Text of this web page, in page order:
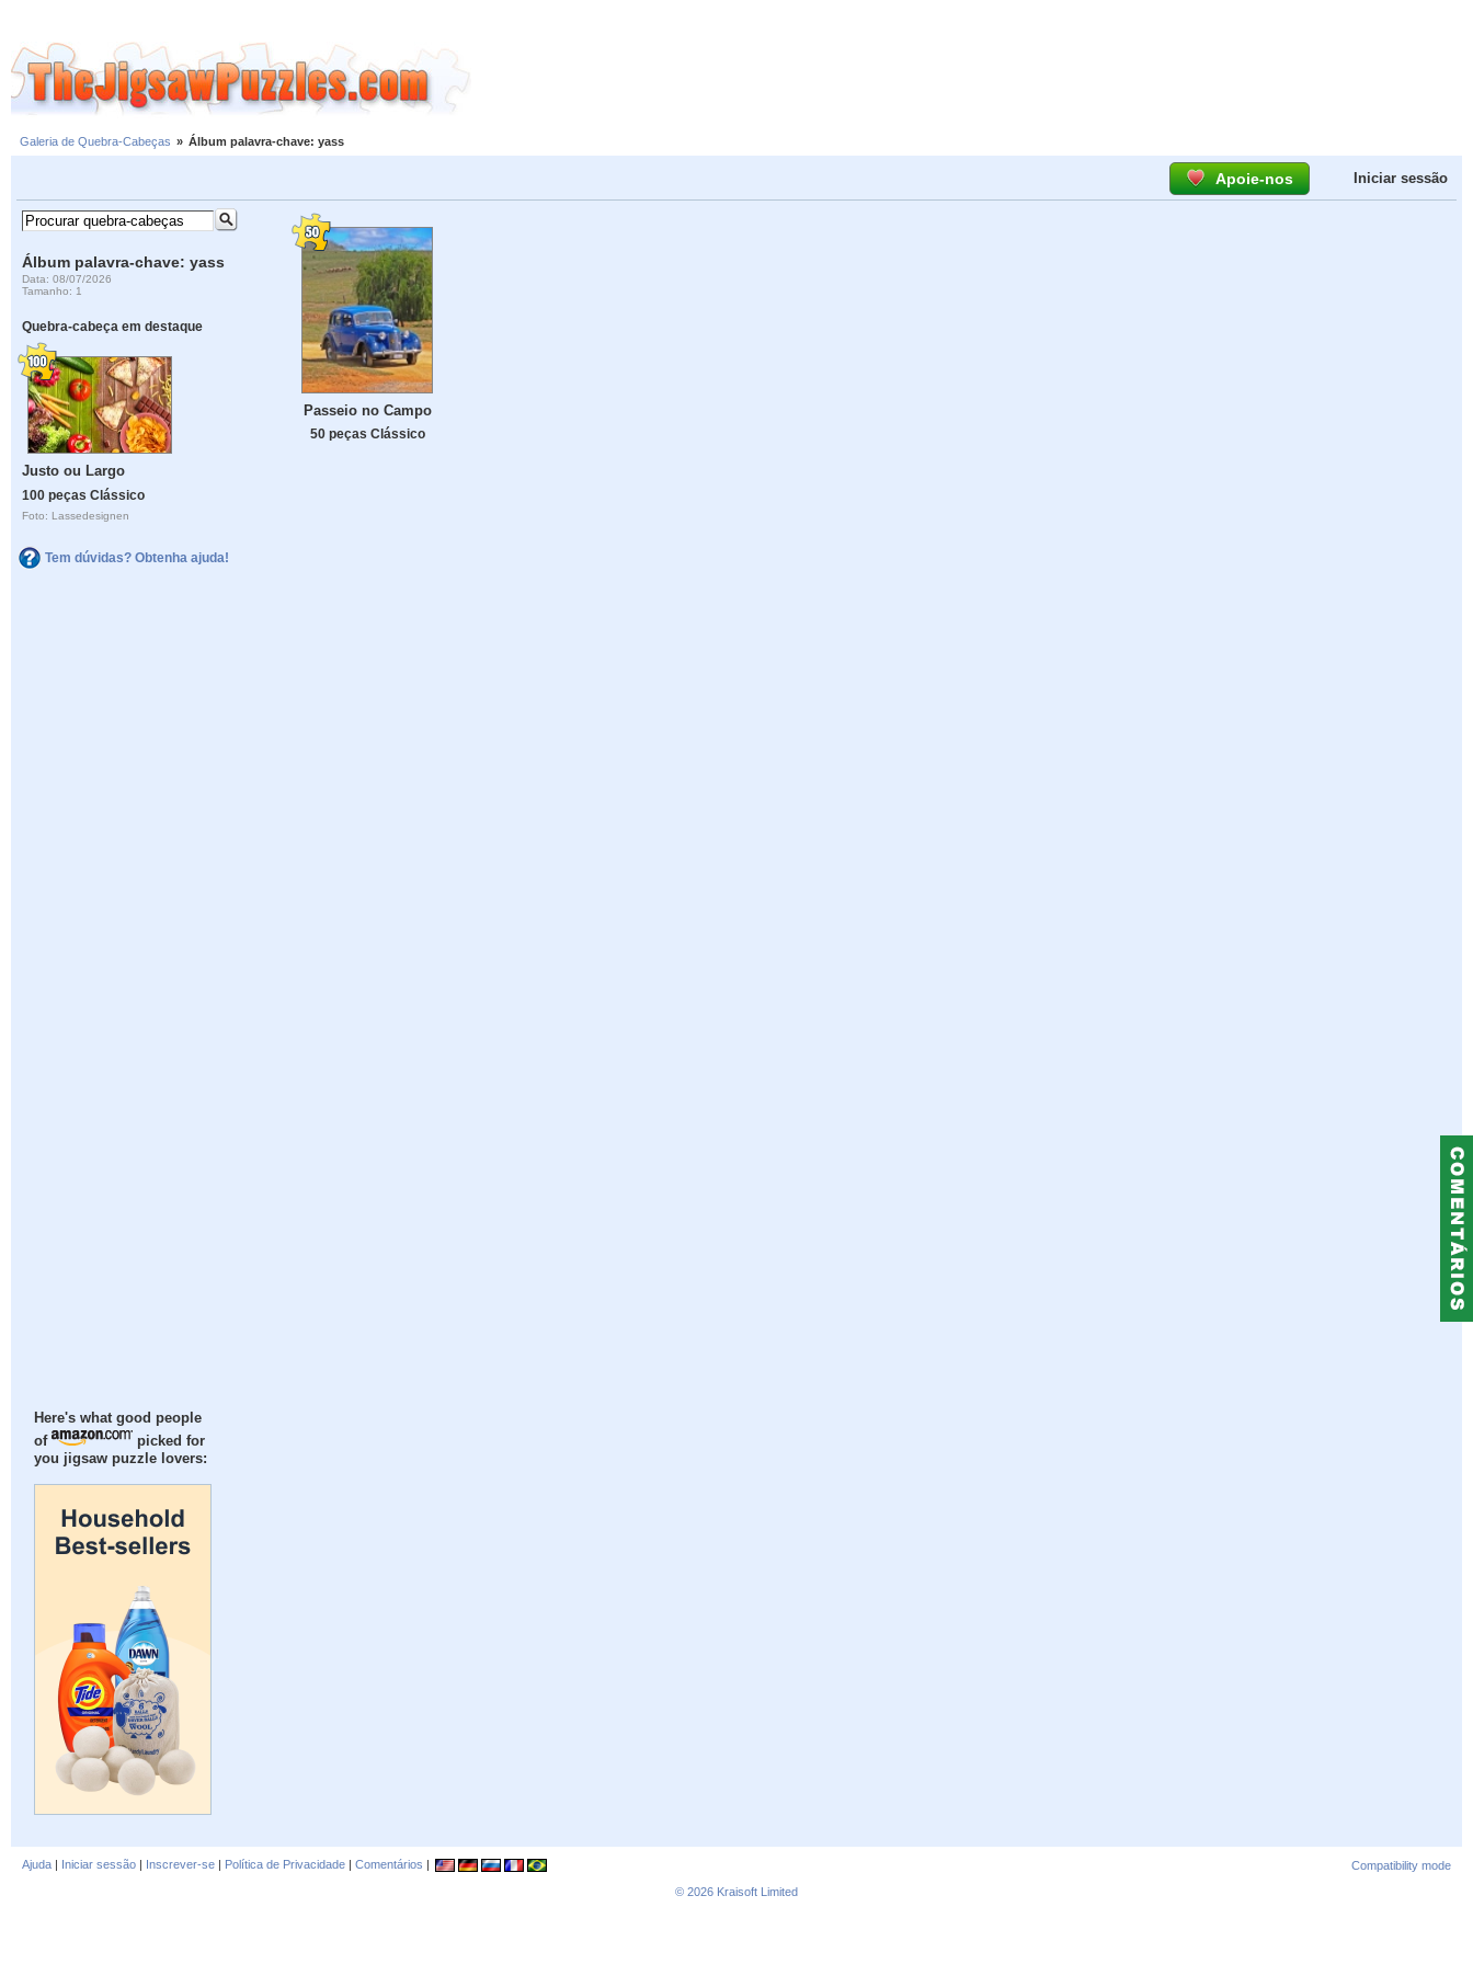
Galeria de Quebra-Cabeças » Álbum palavra-chave: yass
Apoie-nos Iniciar sessão
Álbum palavra-chave: yass
Data: 08/07/2026
Tamanho: 1
Quebra-cabeça em destaque
Justo ou Largo
100 peças Clássico
Foto: Lassedesignen
Tem dúvidas? Obtenha ajuda!
Here's what good people
of
picked for
you jigsaw puzzle lovers:
Passeio no Campo
50 peças Clássico
Ajuda | Iniciar sessão | Inscrever-se | Política de Privacidade | Comentários |
Compatibility mode
© 2026 Kraisoft Limited